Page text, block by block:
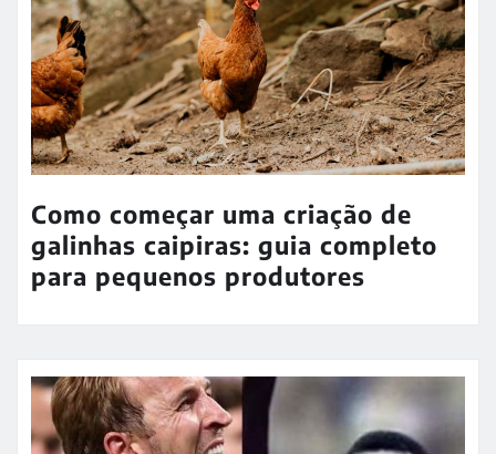
Como começar uma criação de
galinhas caipiras: guia completo
para pequenos produtores